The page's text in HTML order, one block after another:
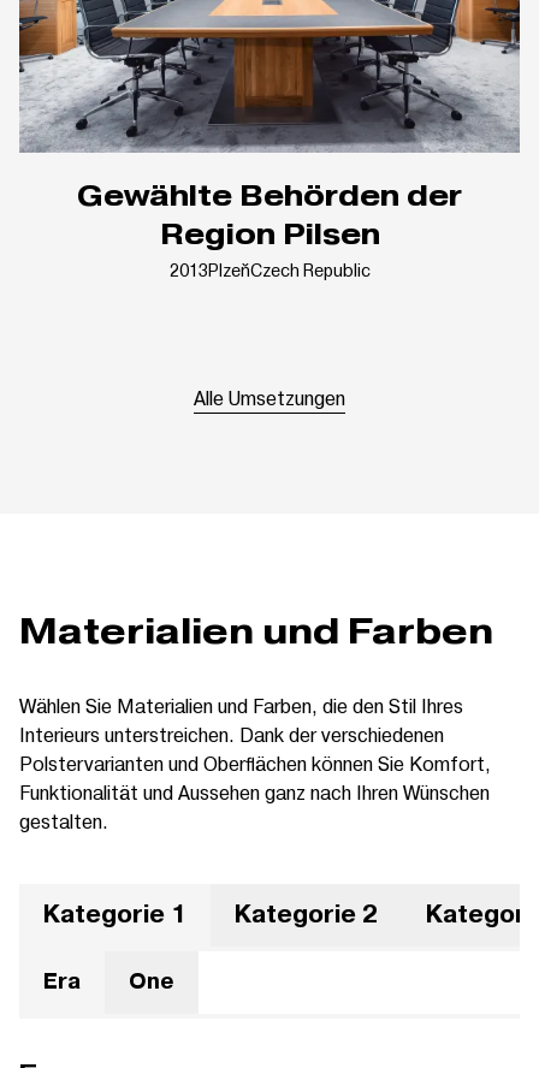
Gewählte Behörden der
Region Pilsen
2013PlzeňCzech Republic
Alle Umsetzungen
Materialien und Farben
Wählen Sie Materialien und Farben, die den Stil Ihres
Interieurs unterstreichen. Dank der verschiedenen
Polstervarianten und Oberflächen können Sie Komfort,
Funktionalität und Aussehen ganz nach Ihren Wünschen
gestalten.
Kategorie 1 Kategorie 2
Era One